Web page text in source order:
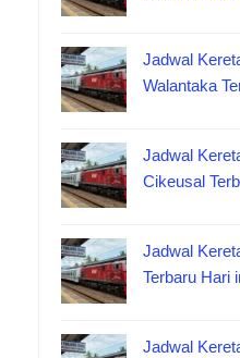
Jadwal
Walantaka
Jadwal
Cikeusal
Jadwal
Terbaru Hari
Jadwal